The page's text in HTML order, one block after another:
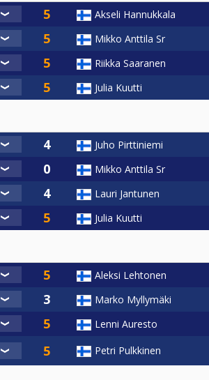
Akseli Hannukkala
Mikko Anttila Sr
Riikka Saaranen
Julia Kuutti
Juho Pirttiniemi
Mikko Anttila Sr
Lauri Jantunen
Julia Kuutti
Aleksi Lehtonen
Marko Myllymäki
Lenni Auresto
Petri Pulkkinen